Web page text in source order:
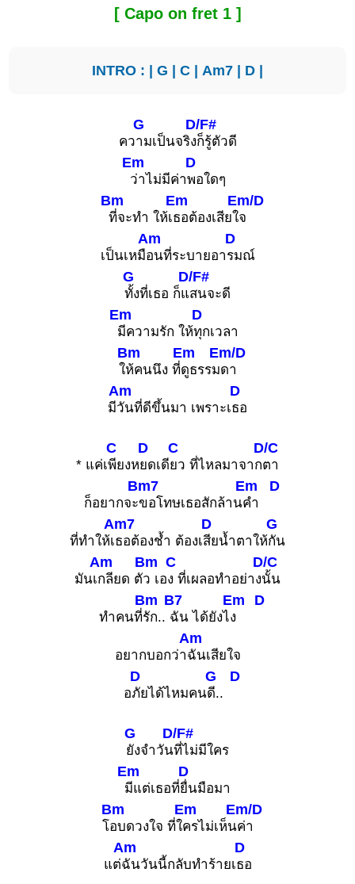
[ Capo on fret 1 ]
INTRO : | G | C | Am7 | D |
คว
G
ามเป็นจริง
D/F#
ก็รู้ตัวดี
Em
ว่าไม่มีค่า
D
พอใดๆ
Bm
ที่จะทำ ให้เ
Em
ธอต้องเสียใ
Em/D
จ
เป็นเหมื
Am
อนที่ระบายอา
D
รมณ์
G
ทั้งที่เธอ ก็แ
D/F#
สนจะดี
Em
มีความรัก ให้
D
ทุกเวลา
ใ
Bm
ห้คนนึง ที่
Em
ดูธรรม
Em/D
ดา
มี
Am
วันที่ดีขึ้นมา เพราะเ
D
ธอ
* แค่เ
C
พียงห
D
ยดเดี
C
ยว ที่ไหลมาจาก
D/C
ตา
ก็อยากจะ
Bm7
ขอโทษเธอสักล้าน
Em
คำ
D
ที่ทำให้เ
Am7
ธอต้องช้ำ ต้องเ
D
สียน้ำตาให้
G
กัน
มันเ
Am
กลียด ตั
Bm
ว เอ
C
ง ที่เผลอทำอย่าง
D/C
นั้น
ทำคนที่
Bm
รัก..
B7
ฉัน ได้ยังไ
Em
ง
D
อยากบอกว่า
Am
ฉันเสียใจ
อ
D
ภัยได้ไหมคน
G
ดี..
D
G
ยังจำวัน
D/F#
ที่ไม่มีใคร
Em
มีแต่เธอที่
D
ยื่นมือมา
โ
Bm
อบดวงใจ ที่ใ
Em
ครไม่เห็น
Em/D
ค่า
แต่
Am
ฉันวันนี้กลับทำร้ายเ
D
ธอ